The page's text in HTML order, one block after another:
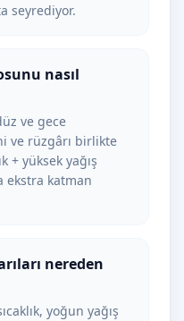
seyrediyor.
nasıl
ve gece
ve rüzgârı birlikte
+ yüksek yağış
ekstra katman
nereden
yoğun yağış